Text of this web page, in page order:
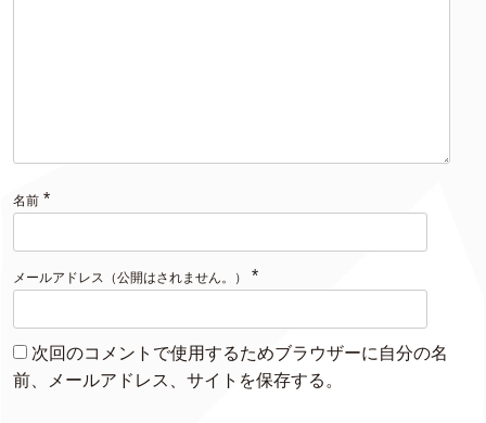
名前 *
メールアドレス（公開はされません。） *
次回のコメントで使用するためブラウザーに自分の名
前、メールアドレス、サイトを保存する。